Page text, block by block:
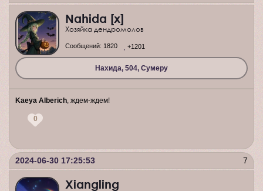
Nahida [x]
Хозяйка дендромолов
Нахида, 504, Сумеру
Сообщений: 1820 +1201
Kaeya Alberich, ждем-ждем!
0
7
2024-06-30 17:25:53
Xiangling